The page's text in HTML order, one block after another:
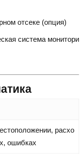
отсеке (опция)
система монитори
расхо
ошибках